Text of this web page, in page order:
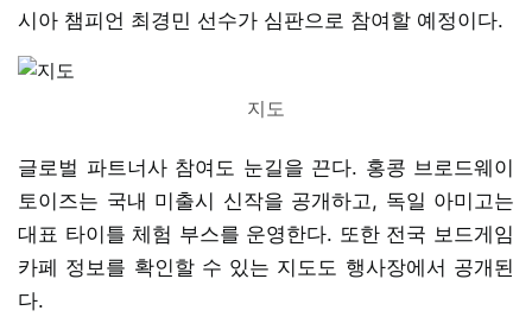
시아 챔피언 최경민 선수가 심판으로 참여할 예정이다.
지도
글로벌 파트너사 참여도 눈길을 끈다. 홍콩 브로드웨이
토이즈는 국내 미출시 신작을 공개하고, 독일 아미고는
대표 타이틀 체험 부스를 운영한다. 또한 전국 보드게임
카페 정보를 확인할 수 있는 지도도 행사장에서 공개된
다.